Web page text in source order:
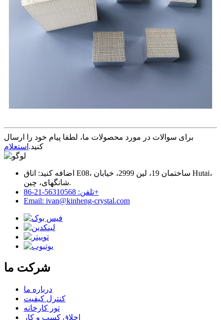
برای سوالات در مورد محصولات ما، لطفا پیام خود را ارسال
کنید. استعلام
اضافه کنید: اتاق E08، ساختمان 19، لین 2999، خیابان Hutai،
شانگهای، چین.
تلفن: 56310568-21-86+
Email: ivan@kinheng-crystal.com
شرکت ما
درباره ما
کنترل کیفیت
تور کارخانه
اخلاق کسب و کار